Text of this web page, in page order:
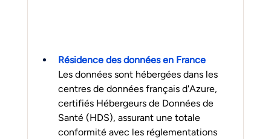
Résidence des données en France
Les données sont hébergées dans les
centres de données français d'Azure,
certifiés Hébergeurs de Données de
Santé (HDS), assurant une totale
conformité avec les réglementations